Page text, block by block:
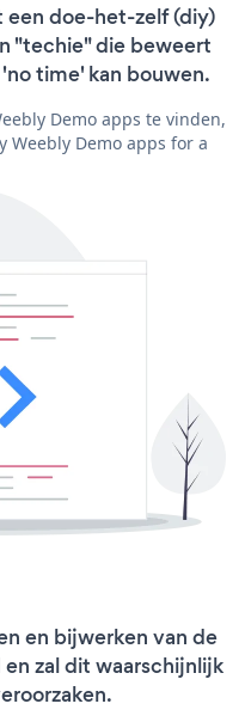
doe-het-zelf (diy)
"techie" die beweert
time' kan bouwen.
Demo apps te vinden,
Demo apps for a
en bijwerken van de
zal dit waarschijnlijk